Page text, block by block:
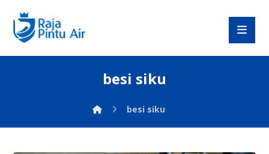
besi siku
besi siku